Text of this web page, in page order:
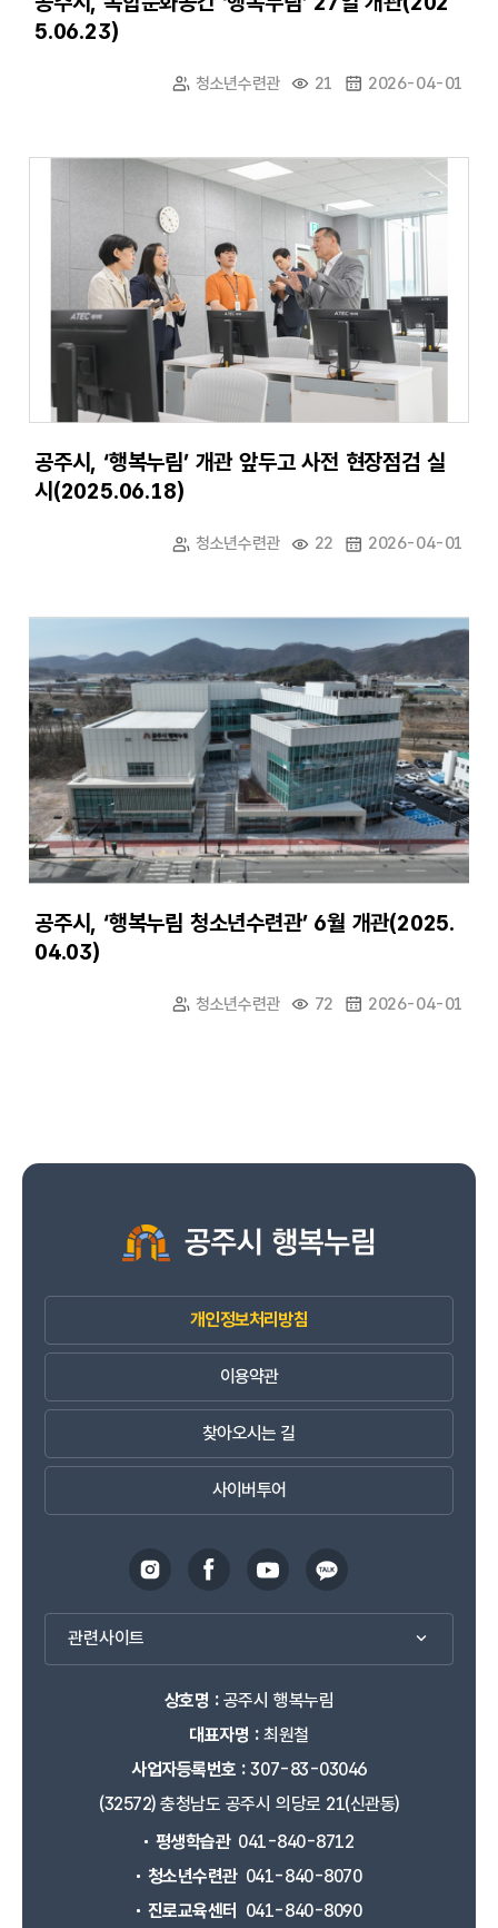
5.06.23)
청소년수련관 21 2026-04-01
공주시, ‘행복누림’ 개관 앞두고 사전 현장점검 실
시(2025.06.18)
청소년수련관 22 2026-04-01
공주시, ‘행복누림 청소년수련관’ 6월 개관(2025.
04.03)
청소년수련관 72 2026-04-01
개인정보처리방침
이용약관
찾아오시는 길
사이버투어
관련사이트
상호명 :공주시 행복누림
대표자명 :최원철
사업자등록번호 :307-83-03046
(32572) 충청남도 공주시 의당로 21(신관동)
평생학습관 041-840-8712
청소년수련관 041-840-8070
진로교육센터
041-840-8090